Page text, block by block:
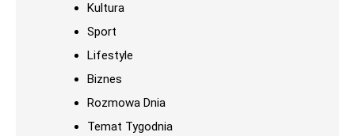
Kultura
Sport
Lifestyle
Biznes
Rozmowa Dnia
Temat Tygodnia